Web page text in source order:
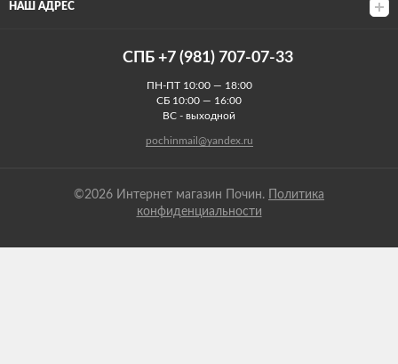
НАШ АДРЕС
СПБ +7 (981) 707-07-33
ПН-ПТ 10:00 — 18:00
СБ 10:00 — 16:00
ВС - выходной
pochinmail@yandex.ru
©2026 Интернет магазин Почин.
Политика
конфиденциальности